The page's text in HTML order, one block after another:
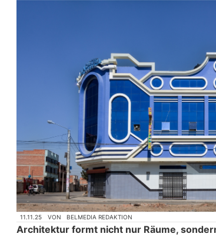
11.11.25 VON BELMEDIA REDAKTION
Architektur formt nicht nur Räume,